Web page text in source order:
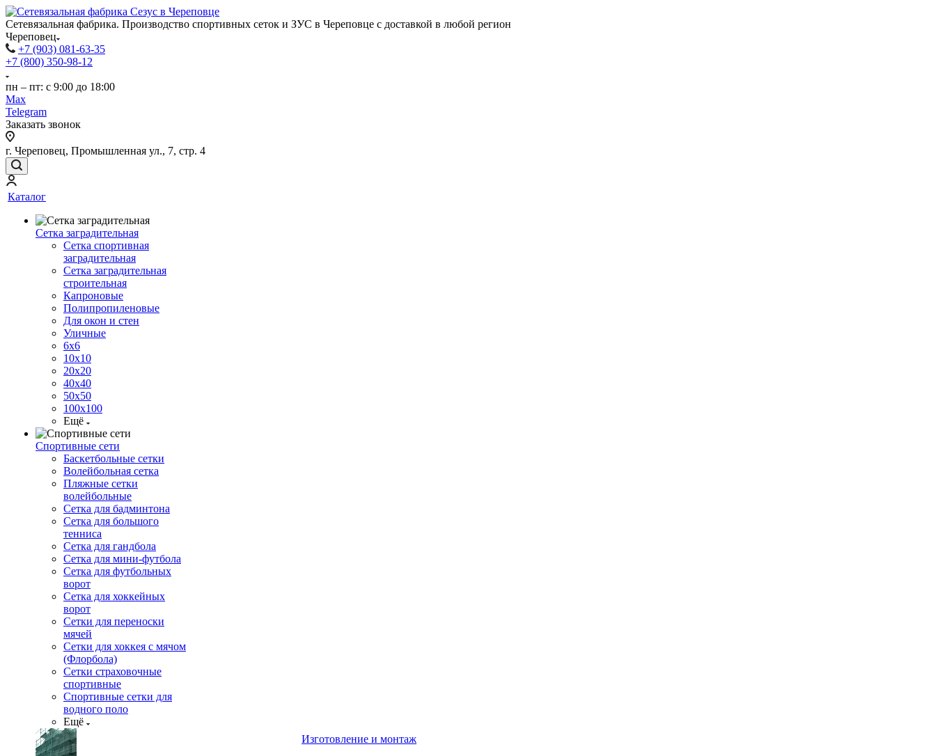
Сетевязальная фабрика. Производство спортивных сеток и ЗУС в Череповце с доставкой в любой регион
Череповец
+7 (903) 081-63-35
+7 (800) 350-98-12
пн – пт: с 9:00 до 18:00
Max
Telegram
Заказать звонок
г. Череповец, Промышленная ул., 7, стр. 4
Каталог
Сетка заградительная
Сетка спортивная
заградительная
Сетка заградительная
строительная
Капроновые
Полипропиленовые
Для окон и стен
Уличные
6х6
10х10
20х20
40х40
50х50
100х100
Ещё
Спортивные сети
Баскетбольные сетки
Волейбольная сетка
Пляжные сетки
волейбольные
Сетка для бадминтона
Сетка для большого
тенниса
Сетка для гандбола
Сетка для мини-футбола
Сетка для футбольных
ворот
Сетка для хоккейных
ворот
Сетки для переноски
мячей
Сетки для хоккея с мячом
(Флорбола)
Сетки страховочные
спортивные
Спортивные сетки для
водного поло
Ещё
Изготовление и монтаж